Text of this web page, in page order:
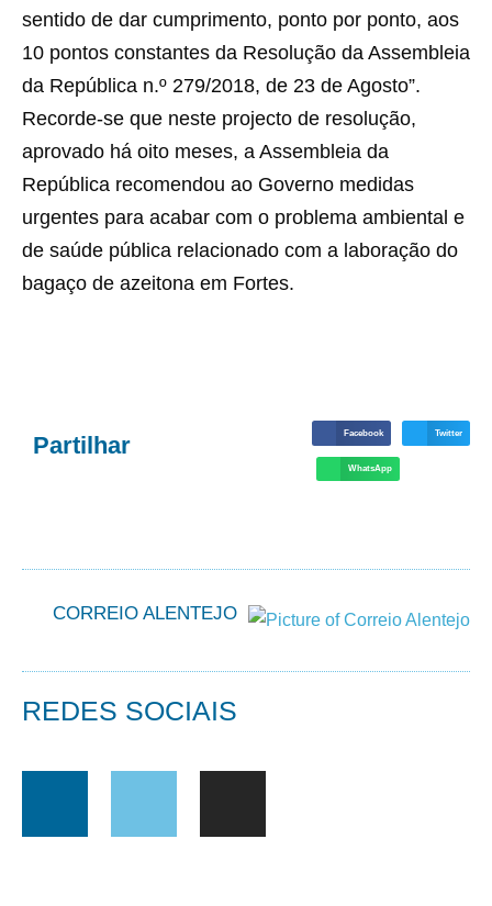
sentido de dar cumprimento, ponto por ponto, aos
10 pontos constantes da Resolução da Assembleia
da República n.º 279/2018, de 23 de Agosto”.
Recorde-se que neste projecto de resolução,
aprovado há oito meses, a Assembleia da
República recomendou ao Governo medidas
urgentes para acabar com o problema ambiental e
de saúde pública relacionado com a laboração do
bagaço de azeitona em Fortes.
Partilhar Facebook Twitter
WhatsApp
CORREIO ALENTEJO
REDES SOCIAIS